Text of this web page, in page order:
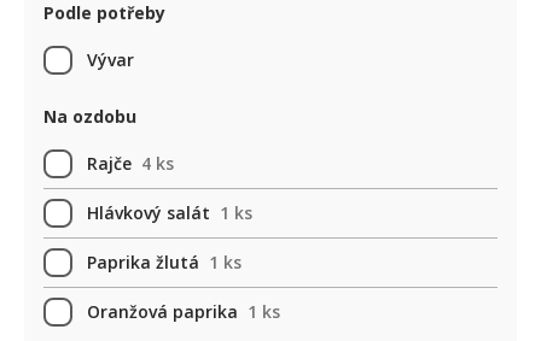
Podle potřeby
Vývar
Na ozdobu
Rajče 4 ks
Hlávkový salát 1 ks
Paprika žlutá 1 ks
Oranžová paprika 1 ks